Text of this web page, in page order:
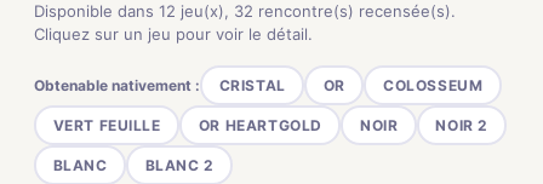
Disponible dans 12 jeu(x), 32 rencontre(s) recensée(s).
Cliquez sur un jeu pour voir le détail.
Obtenable nativement : CRISTAL OR COLOSSEUM
VERT FEUILLE OR HEARTGOLD NOIR NOIR 2
BLANC BLANC 2